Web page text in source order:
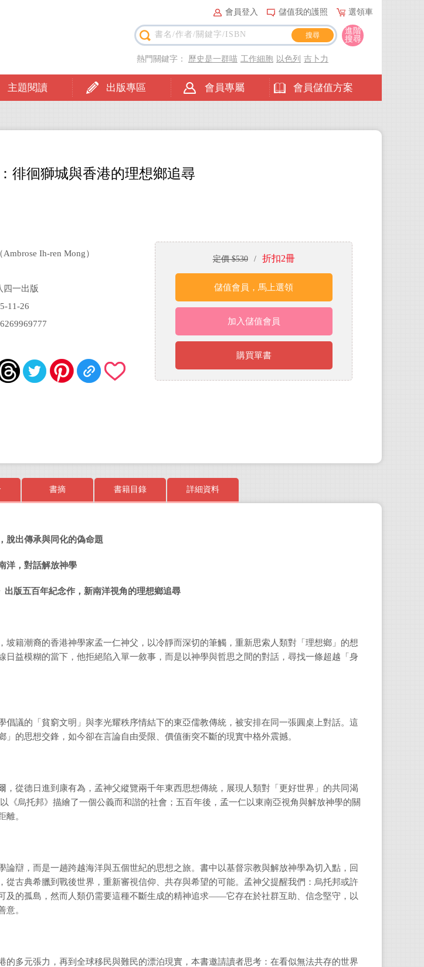
會員登入 儲值我的護照 選領車
主題閱讀 出版專區 會員專屬 會員儲值方案
進階
搜尋
熱門關鍵字： 歷史是一群喵 工作細胞 以色列 吉卜力
徘徊獅城與香港的理想鄉追尋
Ih-ren Mong）
四一出版
11-26
定價 $530 / 折扣2冊
儲值會員，馬上選領
加入儲值會員
購買單書
書摘 書籍目錄 詳細資料
脫出傳承與同化的偽命題
洋，對話解放神學
出版五百年紀念作，新南洋視角的理想鄉追尋
坡籍潮裔的香港神學家孟一仁神父，以冷靜而深切的筆觸，重新思索人類對「理想鄉」的想
日益模糊的當下，他拒絕陷入單一敘事，而是以神學與哲思之間的對話，尋找一條超越「身
倡議的「貧窮文明」與李光耀秩序情結下的東亞儒教傳統，被安排在同一張圓桌上對話。這
」的思想交鋒，如今卻在言論自由受限、價值衝突不斷的現實中格外震撼。
，從德日進到康有為，孟神父縱覽兩千年東西思想傳統，展現人類對「更好世界」的共同渴
《烏托邦》描繪了一個公義而和諧的社會；五百年後，孟一仁以東南亞視角與解放神學的關
離。
論辯，而是一趟跨越海洋與五個世紀的思想之旅。書中以基督宗教與解放神學為切入點，回
從古典希臘到戰後世界，重新審視信仰、共存與希望的可能。孟神父提醒我們：烏托邦或許
及的孤島，然而人類仍需要這種不斷生成的精神追求——它存在於社群互助、信念堅守，以
意。
的多元張力，再到全球移民與難民的漂泊現實，本書邀請讀者思考：在看似無法共存的世界